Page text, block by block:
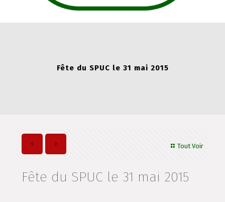
Fête du SPUC le 31 mai 2015
Tout Voir
Fête du SPUC le 31 mai 2015